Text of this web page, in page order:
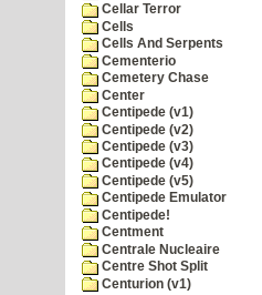
Cellar Terror
Cells
Cells And Serpents
Cementerio
Cemetery Chase
Center
Centipede (v1)
Centipede (v2)
Centipede (v3)
Centipede (v4)
Centipede (v5)
Centipede Emulator
Centipede!
Centment
Centrale Nucleaire
Centre Shot Split
Centurion (v1)